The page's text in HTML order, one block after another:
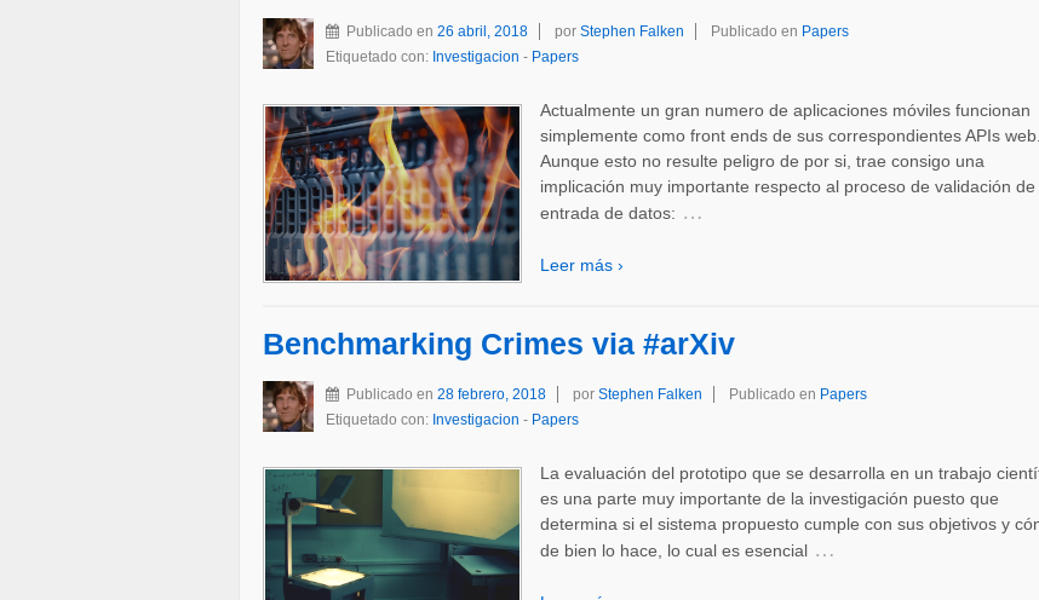
Publicado en 26 abril, 2018 por Stephen Falken Publicado en Papers
Etiquetado con: Investigacion - Papers
Actualmente un gran numero de aplicaciones móviles funcionan
simplemente como front ends de sus correspondientes APIs web.
Aunque esto no resulte peligro de por si, trae consigo una
implicación muy importante respecto al proceso de validación de
entrada de datos: …
Leer más ›
Benchmarking Crimes via #arXiv
Publicado en 28 febrero, 2018 por Stephen Falken Publicado en Papers
Etiquetado con: Investigacion - Papers
La evaluación del prototipo que se desarrolla en un trabajo
es una parte muy importante de la investigación puesto que
determina si el sistema propuesto cumple con sus objetivos y
de bien lo hace, lo cual es esencial …